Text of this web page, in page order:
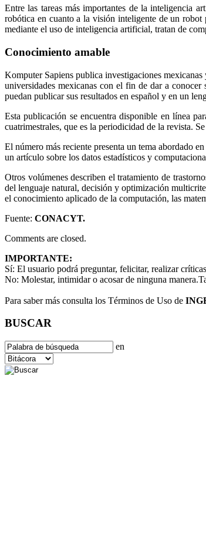
Entre las tareas más importantes de la inteligencia
robótica en cuanto a la visión inteligente de un robot
mediante el uso de inteligencia artificial, tratan de
Conocimiento amable
Komputer Sapiens publica investigaciones
universidades mexicanas con el fin de dar a
puedan publicar sus resultados en español y en un
Esta publicación se encuentra disponible en línea
cuatrimestrales, que es la periodicidad de la revista.
El número más reciente presenta un tema abordado
un artículo sobre los datos estadísticos y
Otros volúmenes describen el tratamiento de
del lenguaje natural, decisión y optimización
el conocimiento aplicado de la computación, las
Fuente: CONACYT.
Comments are closed.
IMPORTANTE:
Sí: El usuario podrá preguntar, felicitar, realizar
No: Molestar, intimidar o acosar de ninguna
Para saber más consulta los Términos de Uso de
BUSCAR
en